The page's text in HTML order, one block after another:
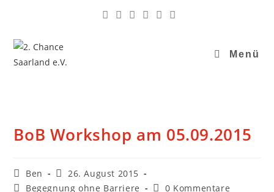
Menü
BoB Workshop am 05.09.2015
Ben
26. August 2015
Begegnung ohne Barriere
0 Kommentare